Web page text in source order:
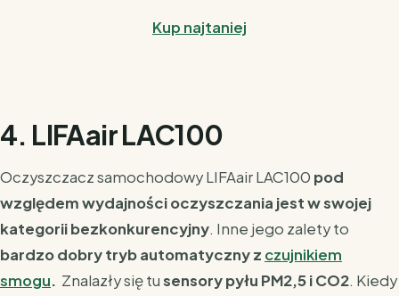
Kup najtaniej
4. LIFAair LAC100
Oczyszczacz samochodowy LIFAair LAC100 pod
względem wydajności oczyszczania jestw swojej
kategoriibezkonkurencyjny. Inne jego zalety to
bardzo dobry tryb automatyczny z czujnikiem
smogu. Znalazły się tusensory pyłu PM2,5 i CO2. Kiedy